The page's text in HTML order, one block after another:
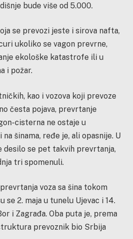
bude više od 5.000.
se prevozi jeste i sirova nafta,
ukoliko se vagon prevrne,
ekološke katastrofe ili u
i požar.
kao i vozova koji prevoze
česta pojava, prevrtanje
cisterna ne ostaje u
šinama, ređe je, ali opasnije. U
desilo se pet takvih prevrtanja,
tri spomenuli.
voza sa šina tokom
se 2. maja u tunelu Ujevac i 14.
i Zagrađa. Oba puta je, prema
prevoznik bio Srbija